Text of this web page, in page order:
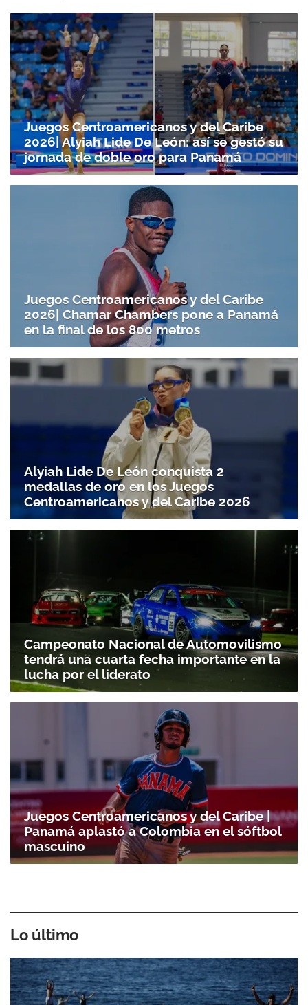
Juegos Centroamericanos y del Caribe
2026| Alyiah Lide De León: así se gestó su
jornada de doble oro para Panamá
Juegos Centroamericanos y del Caribe
2026| Chamar Chambers pone a Panamá
en la final de los 800 metros
Alyiah Lide De León conquista 2
medallas de oro en los Juegos
Centroamericanos y del Caribe 2026
Campeonato Nacional de Automovilismo
tendrá una cuarta fecha importante en la
lucha por el liderato
Juegos Centroamericanos y del Caribe |
Panamá aplastó a Colombia en el sóftbol
mascuino
Lo último